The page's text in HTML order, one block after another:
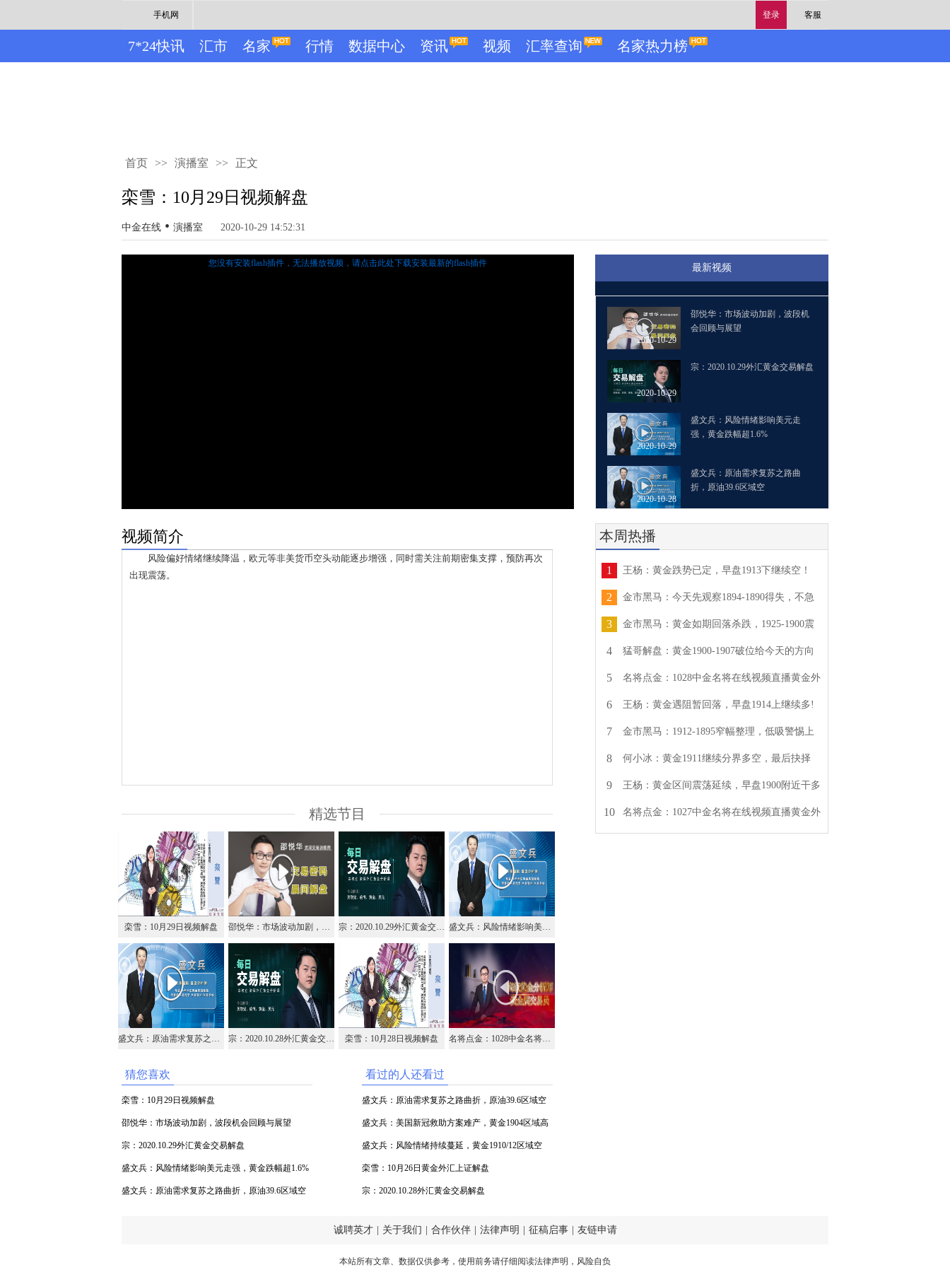
登录 客服
手机网
7*24快讯 汇市 名家 行情 数据中心 资讯 视频 汇率查询 名家热力榜
首页 >> 演播室 >> 正文
栾雪：10月29日视频解盘
中金在线 • 演播室 2020-10-29 14:52:31
您没有安装flash插件，无法播放视频， 请点击此处下载安装最新的flash插件 最新视频
2020-10-29
邵悦华：市场波动加剧，波段机
会回顾与展望
2020-10-29
宗：2020.10.29外汇黄金交易解盘
2020-10-29
盛文兵：风险情绪影响美元走
强，黄金跌幅超1.6%
2020-10-28
盛文兵：原油需求复苏之路曲
折，原油39.6区域空
视频简介
风险偏好情绪继续降温，欧元等非美货币空头动能逐步增强，同时需关注前期密集支撑，预防再次
出现震荡。
精选节目
栾雪：10月29日视频解盘 邵悦华：市场波动加剧，波段机会回顾与展望 宗：2020.10.29外汇黄金交易解盘 盛文兵：风险情绪影响美元走强，黄金跌幅超1.6%
盛文兵：原油需求复苏之路曲折，原油39.6区域空 宗：2020.10.28外汇黄金交易解盘 栾雪：10月28日视频解盘 名将点金：1028中金名将在线视频直播黄金外汇原油
猜您喜欢
栾雪：10月29日视频解盘
邵悦华：市场波动加剧，波段机会回顾与展望
宗：2020.10.29外汇黄金交易解盘
盛文兵：风险情绪影响美元走强，黄金跌幅超1.6%
盛文兵：原油需求复苏之路曲折，原油39.6区域空
看过的人还看过
盛文兵：原油需求复苏之路曲折，原油39.6区域空
盛文兵：美国新冠救助方案难产，黄金1904区域高
空
盛文兵：风险情绪持续蔓延，黄金1910/12区域空
栾雪：10月26日黄金外汇上证解盘
宗：2020.10.28外汇黄金交易解盘
本周热播
1 王杨：黄金跌势已定，早盘1913下继续空！
2 金市黑马：今天先观察1894-1890得失，不急
3 金市黑马：黄金如期回落杀跌，1925-1900震
4 猛哥解盘：黄金1900-1907破位给今天的方向
5 名将点金：1028中金名将在线视频直播黄金外
6 王杨：黄金遇阻暂回落，早盘1914上继续多!
7 金市黑马：1912-1895窄幅整理，低吸警惕上
8 何小冰：黄金1911继续分界多空，最后抉择
9 王杨：黄金区间震荡延续，早盘1900附近干多
10 名将点金：1027中金名将在线视频直播黄金外
诚聘英才 关于我们 合作伙伴 法律声明 征稿启事 友链申请
本站所有文章、数据仅供参考，使用前务请仔细阅读法律声明 ，风险自负